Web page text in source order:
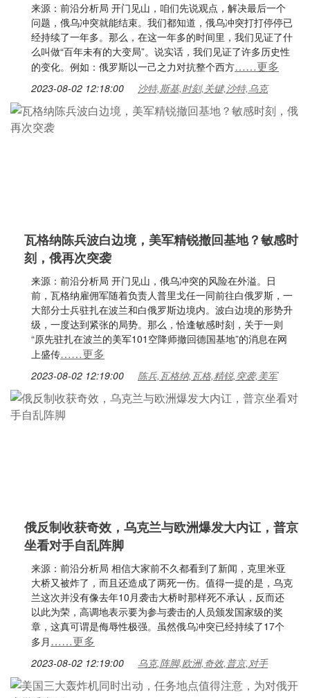
来源：前沿分析局 开门见山，咱们先说观点，解决最后一个
问题，俄乌冲突就能结束。我们都知道，俄乌冲突打打停停已
经持续了一年多。那么，在这一年多的时间里，我们见证了什
么叫做“百年未有的大变局”。说实话，我们见证了许多历史性
的变化。例如：俄罗斯以一己之力对抗整个西方……更多
2023-08-02 12:18:00 沙特,斯基,时刻,关键,沙特,乌克
瓦格纳陈兵波白边境，美军精锐撤回基地？敏感时
刻，俄再次突袭
来源：前沿分析局 开门见山，俄乌冲突的风险在外溢。日
前，瓦格纳雇佣军随着负责人普里戈任一同前往白俄罗斯，一
大部分士兵驻扎在波兰和白俄罗斯边境内。波白边境的形势升
级，一度达到紧张的局势。那么，恰逢敏感时刻，关于一则
“原先驻扎在波兰的美军101空降师撤回德国基地”的消息在网
上盛传……更多
2023-08-02 12:19:00 陈兵,瓦格纳,瓦格,精锐,突袭,美军
俄反制收获奇效，乌克兰与欧洲爆发大内讧，普京
坐看对手自乱阵脚
来源：前沿分析局 相信大家前不久都看到了新闻，克里米亚
大桥又被炸了，而且还造成了两死一伤。值得一提的是，乌克
兰这次并没有像去年10月袭击大桥时那样死不承认，反而还
以此为荣，高调地表示要为参与袭击的人员颁发国家级的奖
章，这真可谓是侮辱性极强。虽然俄乌冲突已经持续了17个
多月 ……更多
2023-08-02 12:19:00 乌克,阵脚,欧洲,奇效,普京,对手